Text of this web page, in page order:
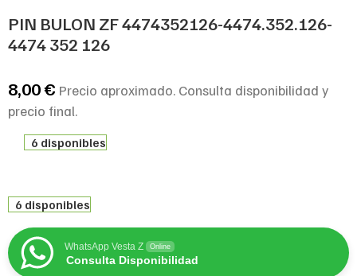
PIN BULON ZF 4474352126-4474.352.126-
4474 352 126
8,00€ Precio aproximado. Consulta disponibilidad y
precio final.
6 disponibles
6 disponibles
WhatsApp Vesta Z Online
Consulta Disponibilidad